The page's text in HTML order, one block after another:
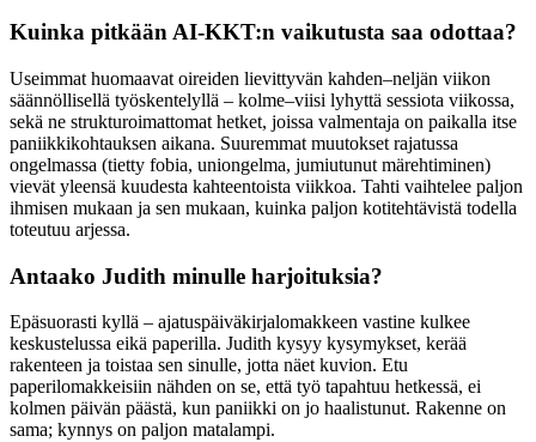
Kuinka pitkään AI-KKT:n vaikutusta saa odottaa?
Useimmat huomaavat oireiden lievittyvän kahden–neljän viikon
säännöllisellä työskentelyllä – kolme–viisi lyhyttä sessiota viikossa,
sekä ne strukturoimattomat hetket, joissa valmentaja on paikalla itse
paniikkikohtauksen aikana. Suuremmat muutokset rajatussa
ongelmassa (tietty fobia, uniongelma, jumiutunut märehtiminen)
vievät yleensä kuudesta kahteentoista viikkoa. Tahti vaihtelee paljon
ihmisen mukaan ja sen mukaan, kuinka paljon kotitehtävistä todella
toteutuu arjessa.
Antaako Judith minulle harjoituksia?
Epäsuorasti kyllä – ajatuspäiväkirjalomakkeen vastine kulkee
keskustelussa eikä paperilla. Judith kysyy kysymykset, kerää
rakenteen ja toistaa sen sinulle, jotta näet kuvion. Etu
paperilomakkeisiin nähden on se, että työ tapahtuu hetkessä, ei
kolmen päivän päästä, kun paniikki on jo haalistunut. Rakenne on
sama; kynnys on paljon matalampi.